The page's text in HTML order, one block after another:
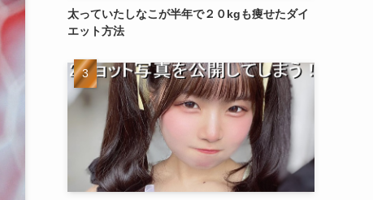
太っていたしなこが半年で２０kgも痩せたダイ
エット方法